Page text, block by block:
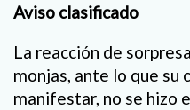
Aviso clasificado
La reacción de
monjas, ante lo que su
manifestar, no se hizo